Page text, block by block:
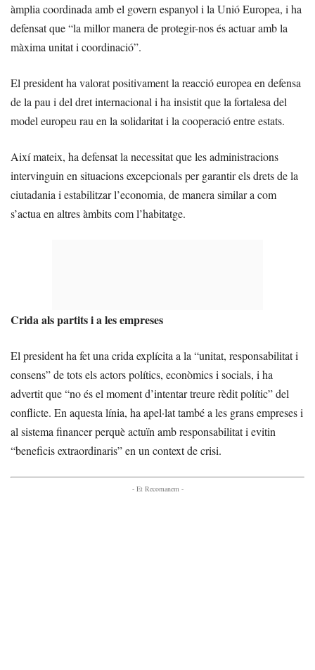
àmplia coordinada amb el govern espanyol i la Unió Europea, i ha
defensat que “la millor manera de protegir-nos és actuar amb la
màxima unitat i coordinació”.
El president ha valorat positivament la reacció europea en defensa
de la pau i del dret internacional i ha insistit que la fortalesa del
model europeu rau en la solidaritat i la cooperació entre estats.
Així mateix, ha defensat la necessitat que les administracions
intervinguin en situacions excepcionals per garantir els drets de la
ciutadania i estabilitzar l’economia, de manera similar a com
s’actua en altres àmbits com l’habitatge.
Crida als partits i a les empreses
El president ha fet una crida explícita a la “unitat, responsabilitat i
consens” de tots els actors polítics, econòmics i socials, i ha
advertit que “no és el moment d’intentar treure rèdit polític” del
conflicte. En aquesta línia, ha apel·lat també a les grans empreses i
al sistema financer perquè actuïn amb responsabilitat i evitin
“beneficis extraordinaris” en un context de crisi.
- Et Recomanem -